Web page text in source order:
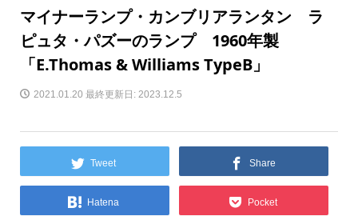
マイナーランプ・カンブリアランタン ラ
ピュタ・パズーのランプ 1960年製
「E.Thomas & Williams TypeB」
2021.01.20 最終更新日: 2023.12.5
Tweet Share
Hatena Pocket